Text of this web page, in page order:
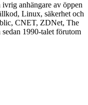
anhängare av öppen
Linux, säkerhet och
CNET, ZDNet, The
1990-talet förutom